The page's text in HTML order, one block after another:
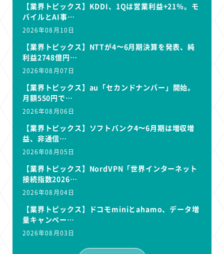
【業界トピックス】KDDI、1Qは営業利益+21％。モ
バイルとAI事…
2026年08月10日
【業界トピックス】NTTが4〜6月期決算を発表、純
利益2748億円…
2026年08月07日
【業界トピックス】au「セカンドナンバー」開始。
月額550円で…
2026年08月06日
【業界トピックス】ソフトバンク4〜6月期は増収増
益、非通信…
2026年08月05日
【業界トピックス】NordVPN「世界インターネット
接続指数2026…
2026年08月04日
【業界トピックス】ドコモminiとahamo、データ増
量キャンペー…
2026年08月03日